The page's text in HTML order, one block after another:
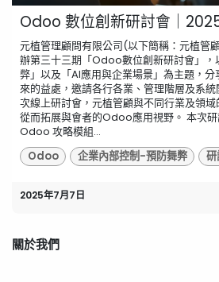
Odoo 數位創新研討會｜
元植管理顧問有限公司(以下簡稱：元植管
辦第三十三期「Odoo數位創新研討會」
弊」以及「AI應用與企業場景」為主題，
來的益處，邀請各行各業、管理階層及系
次線上研討會，元植管顧與不同行業及領域
從而拓展與會者的Odoo應用視野。 ​本次
Odoo 攻略模組...
Odoo
企業內部控制-預防舞弊
2025年7月7日
關於我們